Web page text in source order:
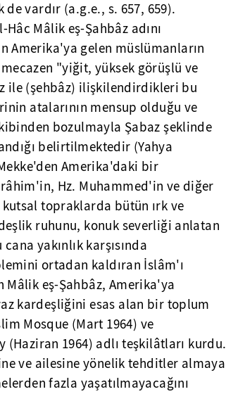
vardır (a.g.e., s. 657, 659).
Mâlik eş-Şahbâz adını
Amerika'ya gelen müslümanların
"yiğit, yüksek görüşlü ve
ile (şehbâz) ilişkilendirdikleri bu
atalarının mensup olduğu ve
bozulmayla Şabaz şeklinde
belirtilmektedir (Yahya
Amerika'daki bir
Hz. Muhammed'in ve diğer
topraklarda bütün ırk ve
ruhunu, konuk severliği anlatan
yakınlık karşısında
ortadan kaldıran İslâm'ı
Mâlik eş-Şahbâz, Amerika'ya
kardeşliğini esas alan bir toplum
Mosque (Mart 1964) ve
1964) adlı teşkilâtları kurdu.
ve ailesine yönelik tehditler almaya
fazla yaşatılmayacağını